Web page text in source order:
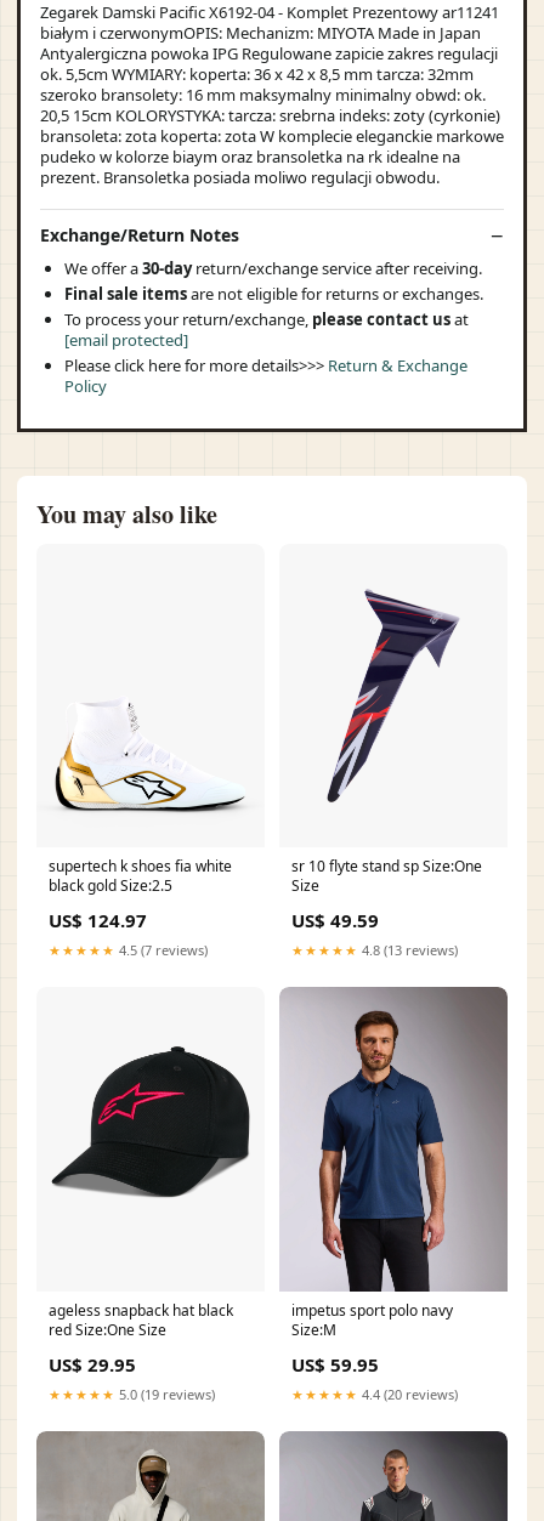
Zegarek Damski Pacific X6192-04 - Komplet Prezentowy ar11241
białym i czerwonymOPIS: Mechanizm: MIYOTA Made in Japan
Antyalergiczna powoka IPG Regulowane zapicie zakres regulacji
ok. 5,5cm WYMIARY: koperta: 36 x 42 x 8,5 mm tarcza: 32mm
szeroko bransolety: 16 mm maksymalny minimalny obwd: ok.
20,5 15cm KOLORYSTYKA: tarcza: srebrna indeks: zoty (cyrkonie)
bransoleta: zota koperta: zota W komplecie eleganckie markowe
pudeko w kolorze biaym oraz bransoletka na rk idealne na
prezent. Bransoletka posiada moliwo regulacji obwodu.
Exchange/Return Notes
We offer a30-dayreturn/exchange service after receiving.
Final sale itemsare not eligible for returns or exchanges.
To process your return/exchange, please contact usat
[email protected]
Please click here for more details>>> Return & Exchange
Policy
You may also like
supertech k shoes fia white
black gold Size:2.5
US$ 124.97
★★★★★ 4.5 (7 reviews)
sr 10 flyte stand sp Size:One
Size
US$ 49.59
★★★★★ 4.8 (13 reviews)
ageless snapback hat black
red Size:One Size
US$ 29.95
★★★★★ 5.0 (19 reviews)
impetus sport polo navy
Size:M
US$ 59.95
★★★★★ 4.4 (20 reviews)